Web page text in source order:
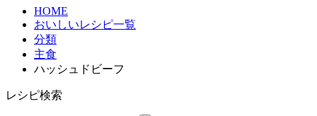
HOME
おいしいレシピ一覧
分類
主食
ハッシュドビーフ
レシピ検索